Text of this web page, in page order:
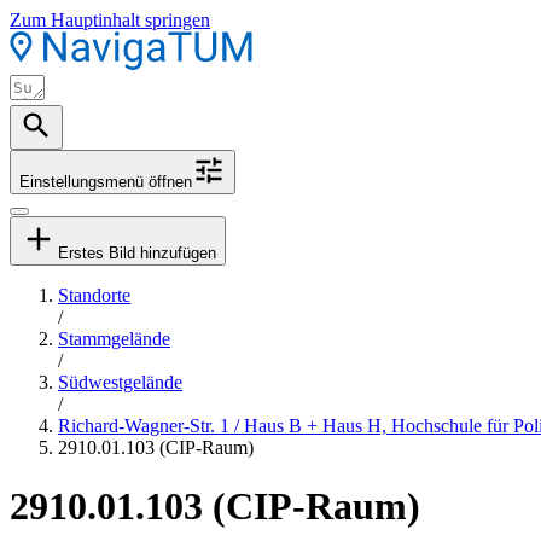
Zum Hauptinhalt springen
Einstellungsmenü öffnen
Erstes Bild hinzufügen
Standorte
/
Stammgelände
/
Südwestgelände
/
Richard-Wagner-Str. 1 / Haus B + Haus H, Hochschule für
2910.01.103 (CIP-Raum)
2910.01.103 (CIP-Raum)